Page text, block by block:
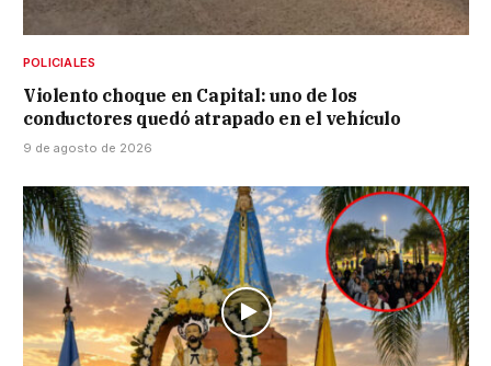
POLICIALES
Violento choque en Capital: uno de los
conductores quedó atrapado en el vehículo
9 de agosto de 2026